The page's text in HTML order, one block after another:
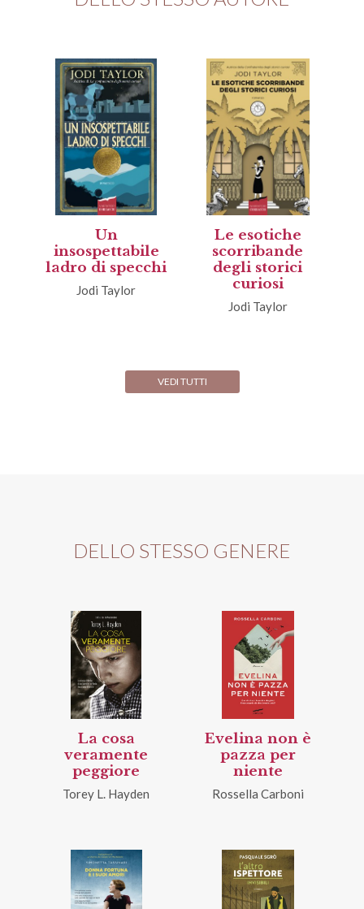
Un
insospettabile
ladro di specchi
Jodi Taylor
Le esotiche
scorribande
degli storici
curiosi
Jodi Taylor
VEDI TUTTI
DELLO STESSO GENERE
La cosa
veramente
peggiore
Torey L. Hayden
Evelina non è
pazza per
niente
Rossella Carboni